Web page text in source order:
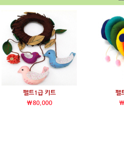
펠트1급 키트
\80,000
펠